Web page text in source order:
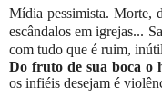
Mídia pessimista. Morte,
escândalos em igrejas...
com tudo que é ruim,
Do fruto de sua boca o
os infiéis desejam é